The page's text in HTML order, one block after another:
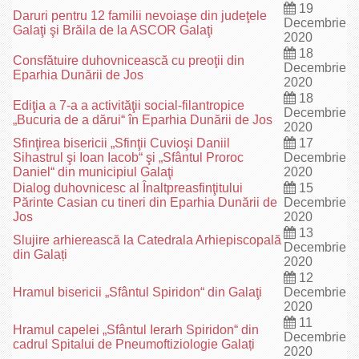
Daruri pentru 12 familii nevoiaşe din judeţele
Galaţi şi Brăila de la ASCOR Galaţi
19
Decembrie
2020
Consfătuire duhovnicească cu preoţii din
Eparhia Dunării de Jos
18
Decembrie
2020
Ediţia a 7-a a activităţii social-filantropice
„Bucuria de a dărui“ în Eparhia Dunării de Jos
18
Decembrie
2020
Sfinţirea bisericii „Sfinţii Cuvioşi Daniil
Sihastrul şi Ioan Iacob“ şi „Sfântul Proroc
Daniel“ din municipiul Galaţi
17
Decembrie
2020
Dialog duhovnicesc al Înaltpreasfinţitului
Părinte Casian cu tineri din Eparhia Dunării de
Jos
15
Decembrie
2020
Slujire arhierească la Catedrala Arhiepiscopală
din Galați
13
Decembrie
2020
Hramul bisericii „Sfântul Spiridon“ din Galaţi
12
Decembrie
2020
Hramul capelei „Sfântul Ierarh Spiridon“ din
cadrul Spitalui de Pneumoftiziologie Galați
11
Decembrie
2020